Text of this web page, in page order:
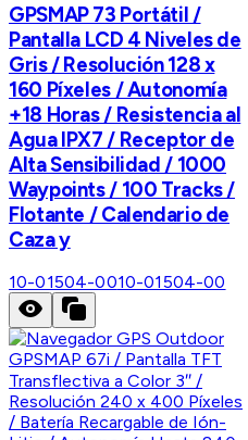
GPSMAP 73 Portátil /
Pantalla LCD 4 Niveles de
Gris / Resolución 128 x
160 Píxeles / Autonomía
+18 Horas / Resistencia al
Agua IPX7 / Receptor de
Alta Sensibilidad / 1000
Waypoints / 100 Tracks /
Flotante / Calendario de
Caza y
10-01504-0010-01504-00